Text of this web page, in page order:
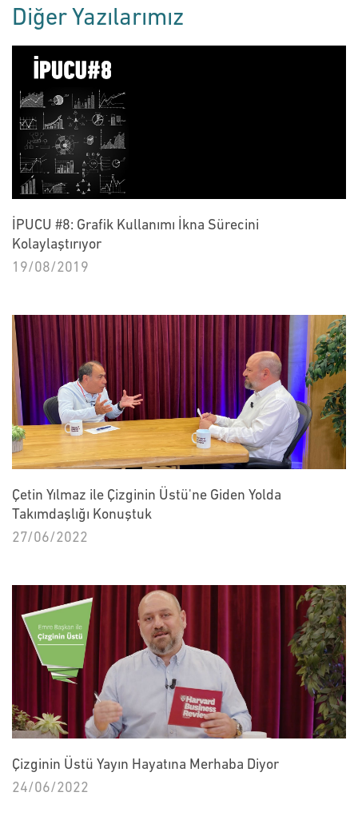
Diğer Yazılarımız
İPUCU #8: Grafik Kullanımı İkna Sürecini
Kolaylaştırıyor
19/08/2019
Çetin Yılmaz ile Çizginin Üstü'ne Giden Yolda
Takımdaşlığı Konuştuk
27/06/2022
Çizginin Üstü Yayın Hayatına Merhaba Diyor
24/06/2022